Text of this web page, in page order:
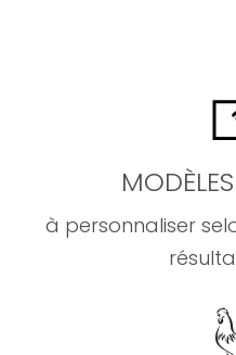
à personnaliser